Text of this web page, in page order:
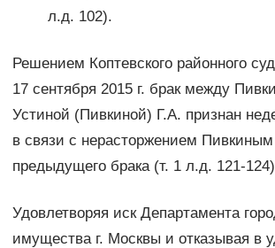
л.д. 102).
Решением Коптевского районного
17 сентября 2015 г. брак между
Устиной (Пивкиной) Г.А. признан
в связи с нерасторжением
предыдущего брака (т. 1 л.д. 121-
Удовлетворяя иск Департамента
имущества г. Москвы и отказывая в